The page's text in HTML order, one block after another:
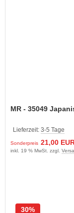
MR - 35049
Lieferzeit: 3-5 Tage
Sonderpreis 21,00
inkl. 19 % MwSt. zzgl.
30%